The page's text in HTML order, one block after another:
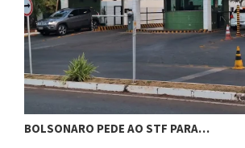
BOLSONARO PEDE AO STF PARA…